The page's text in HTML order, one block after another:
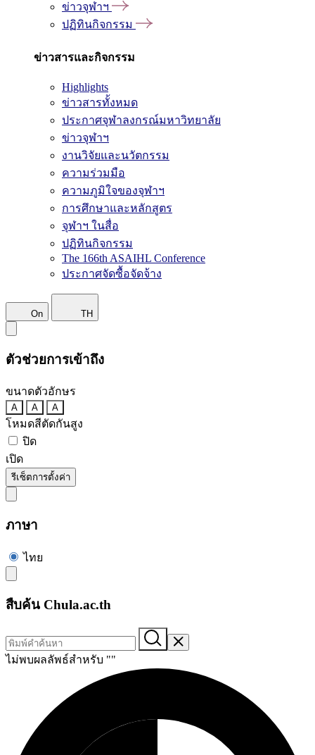
ข่าวจุฬาฯ
ปฏิทินกิจกรรม
ข่าวสารและกิจกรรม
Highlights
ข่าวสารทั้งหมด
ประกาศจุฬาลงกรณ์มหาวิทยาลัย
ข่าวจุฬาฯ
งานวิจัยและนวัตกรรม
ความร่วมมือ
ความภูมิใจของจุฬาฯ
การศึกษาและหลักสูตร
จุฬาฯ ในสื่อ
ปฏิทินกิจกรรม
The 166th ASAIHL Conference
ประกาศจัดซื้อจัดจ้าง
On TH
ตัวช่วยการเข้าถึง
ขนาดตัวอักษร
A A A
โหมดสีตัดกันสูง
ปิด
เปิด
รีเซ็ตการตั้งค่า
ภาษา
ไทย
สืบค้น Chula.ac.th
ไม่พบผลลัพธ์สำหรับ ""